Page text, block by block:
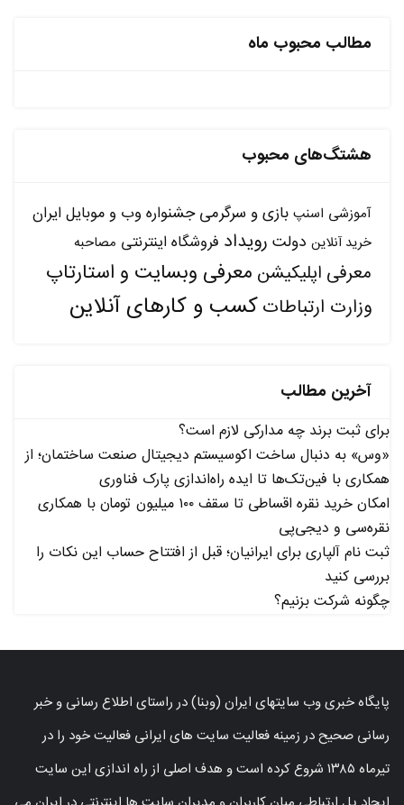
مطالب محبوب ماه
هشتگ‌های محبوب
آموزشی اسنپ بازی و سرگرمی جشنواره وب و موبایل ایران
خرید آنلاین دولت رویداد فروشگاه اینترنتی مصاحبه
معرفی اپلیکیشن معرفی وبسایت و استارتاپ
وزارت ارتباطاتکسب و کارهای آنلاین
آخرین مطالب
برای ثبت برند چه مدارکی لازم است؟
«وس» به دنبال ساخت اکوسیستم دیجیتال صنعت ساختمان؛ از
همکاری با فین‌تک‌ها تا ایده راه‌اندازی پارک فناوری
امکان خرید نقره اقساطی تا سقف ۱۰۰ میلیون تومان با همکاری
نقره‌سی و دیجی‌پی
ثبت نام آلپاری برای ایرانیان؛ قبل از افتتاح حساب این نکات را
بررسی کنید
چگونه شرکت بزنیم؟
پایگاه خبری وب سایتهای ایران (وبنا) در راستای اطلاع رسانی و خبر
رسانی صحیح در زمینه فعالیت سایت های ایرانی فعالیت خود را در
تیرماه ۱۳۸۵ شروع کرده است و هدف اصلی از راه اندازی این سایت